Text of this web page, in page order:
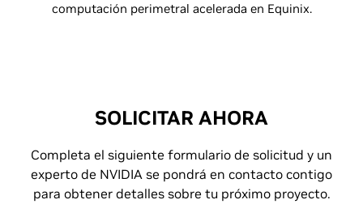
computación perimetral acelerada en Equinix.
SOLICITAR AHORA
Completa el siguiente formulario de solicitud y un
experto de NVIDIA se pondrá en contacto contigo
para obtener detalles sobre tu próximo proyecto.